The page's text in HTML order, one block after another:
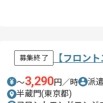
募集終了 【フロン
〜3,290円／時
派
半蔵門(東京都)